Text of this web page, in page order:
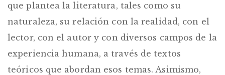
que plantea la literatura, tales como su
naturaleza, su relación con la realidad, con el
lector, con el autor y con diversos campos de la
experiencia humana, a través de textos
teóricos que abordan esos temas. Asimismo,